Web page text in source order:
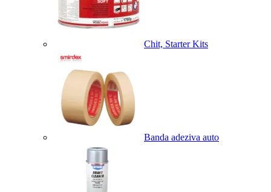
Chit, Starter Kits
Banda adeziva auto